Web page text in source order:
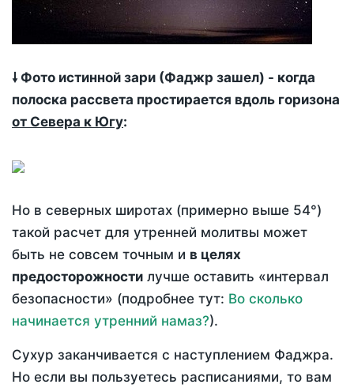
🠗 Фото истинной зари (Фаджр зашел) - когда
полоска рассвета простирается вдоль горизона
от Севера к Югу:
Но в северных широтах (примерно выше 54°)
такой расчет для утренней молитвы может
быть не совсем точным и в целях
предосторожности лучше оставить «интервал
безопасности» (подробнее тут: Во сколько
начинается утренний намаз?).
Сухур заканчивается с наступлением Фаджра.
Но если вы пользуетесь расписаниями, то вам